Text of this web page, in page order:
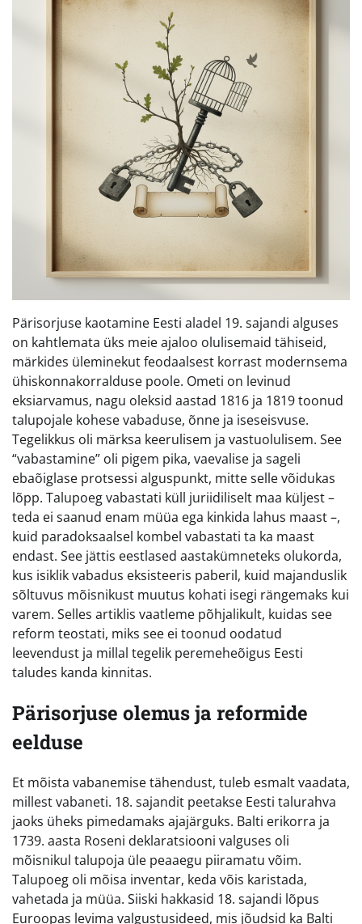
Pärisorjuse kaotamine Eesti aladel 19. sajandi alguses
on kahtlemata üks meie ajaloo olulisemaid tähiseid,
märkides üleminekut feodaalsest korrast modernsema
ühiskonnakorralduse poole. Ometi on levinud
eksiarvamus, nagu oleksid aastad 1816 ja 1819 toonud
talupojale kohese vabaduse, õnne ja iseseisvuse.
Tegelikkus oli märksa keerulisem ja vastuolulisem. See
“vabastamine” oli pigem pika, vaevalise ja sageli
ebaõiglase protsessi alguspunkt, mitte selle võidukas
lõpp. Talupoeg vabastati küll juriidiliselt maa küljest –
teda ei saanud enam müüa ega kinkida lahus maast –,
kuid paradoksaalsel kombel vabastati ta ka maast
endast. See jättis eestlased aastakümneteks olukorda,
kus isiklik vabadus eksisteeris paberil, kuid majanduslik
sõltuvus mõisnikust muutus kohati isegi rängemaks kui
varem. Selles artiklis vaatleme põhjalikult, kuidas see
reform teostati, miks see ei toonud oodatud
leevendust ja millal tegelik peremeheõigus Eesti
taludes kanda kinnitas.
Pärisorjuse olemus ja reformide
eelduse
Et mõista vabanemise tähendust, tuleb esmalt vaadata,
millest vabaneti. 18. sajandit peetakse Eesti talurahva
jaoks üheks pimedamaks ajajärguks. Balti erikorra ja
1739. aasta Roseni deklaratsiooni valguses oli
mõisnikul talupoja üle peaaegu piiramatu võim.
Talupoeg oli mõisa inventar, keda võis karistada,
vahetada ja müüa. Siiski hakkasid 18. sajandi lõpus
Euroopas levima valgustusideed, mis jõudsid ka Balti